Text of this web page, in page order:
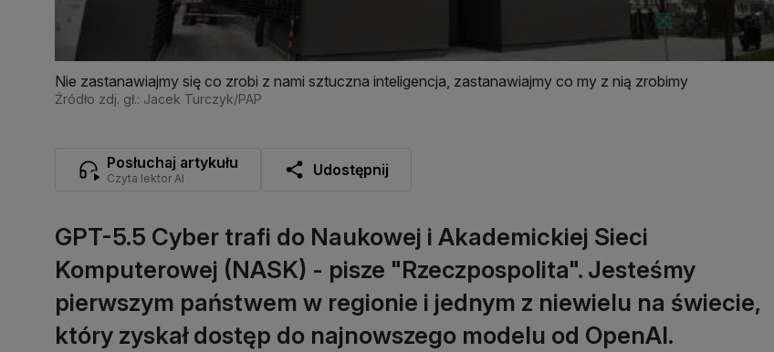
Nie zastanawiajmy się co zrobi z nami sztuczna inteligencja, zastanawiajmy co my z nią zrobimy
Źródło zdj. gł.: Jacek Turczyk/PAP
Posłuchaj artykułu
Czyta lektor AI Udostępnij
GPT-5.5 Cyber trafi do Naukowej i Akademickiej Sieci
Komputerowej (NASK) - pisze "Rzeczpospolita". Jesteśmy
pierwszym państwem w regionie i jednym z niewielu na świecie,
który zyskał dostęp do najnowszego modelu od OpenAI.